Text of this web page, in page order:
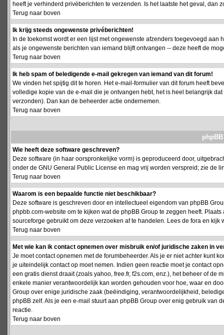
heeft je verhinderd privéberichten te verzenden. Is het laatste het geval, dan
Terug naar boven
Ik krijg steeds ongewenste privéberichten!
In de toekomst wordt er een lijst met ongewenste afzenders toegevoegd
als je ongewenste berichten van iemand blijft ontvangen -- deze heeft de
Terug naar boven
Ik heb spam of beledigende e-mail gekregen van iemand van dit forum!
We vinden het spijtig dit te horen. Het e-mail-formulier van dit forum heeft
volledige kopie van de e-mail die je ontvangen hebt, het is heel belangrijk
verzonden). Dan kan de beheerder actie ondernemen.
Terug naar boven
Wie heeft deze software geschreven?
Deze software (in haar oorspronkelijke vorm) is geproduceerd door,
onder de GNU General Public License en mag vrij worden verspreid; zie de
Terug naar boven
Waarom is een bepaalde functie niet beschikbaar?
Deze software is geschreven door en intellectueel eigendom van phpBB
phpbb.com-website om te kijken wat de phpBB Group te zeggen heeft.
sourceforge gebruikt om deze verzoeken af te handelen. Lees de fora en
Terug naar boven
Met wie kan ik contact opnemen over misbruik en/of juridische zaken in
Je moet contact opnemen met de forumbeheerder. Als je er niet achter kunt
je uiteindelijk contact op moet nemen. Indien geen reactie moet je contact
een gratis dienst draait (zoals yahoo, free.fr, f2s.com, enz.), het beheer of
enkele manier verantwoordelijk kan worden gehouden voor hoe, waar en
Group over enige juridische zaak (beëindiging, verantwoordelijkheid,
phpBB zelf. Als je een e-mail stuurt aan phpBB Group over enig gebruik
reactie.
Terug naar boven